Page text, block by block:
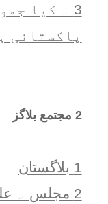
3 ۔ کیا
پاکستانی
2 مجتمع بلاگز
1 بلاگستان
2 مجلس ۔ علم و تعلیمی فورم